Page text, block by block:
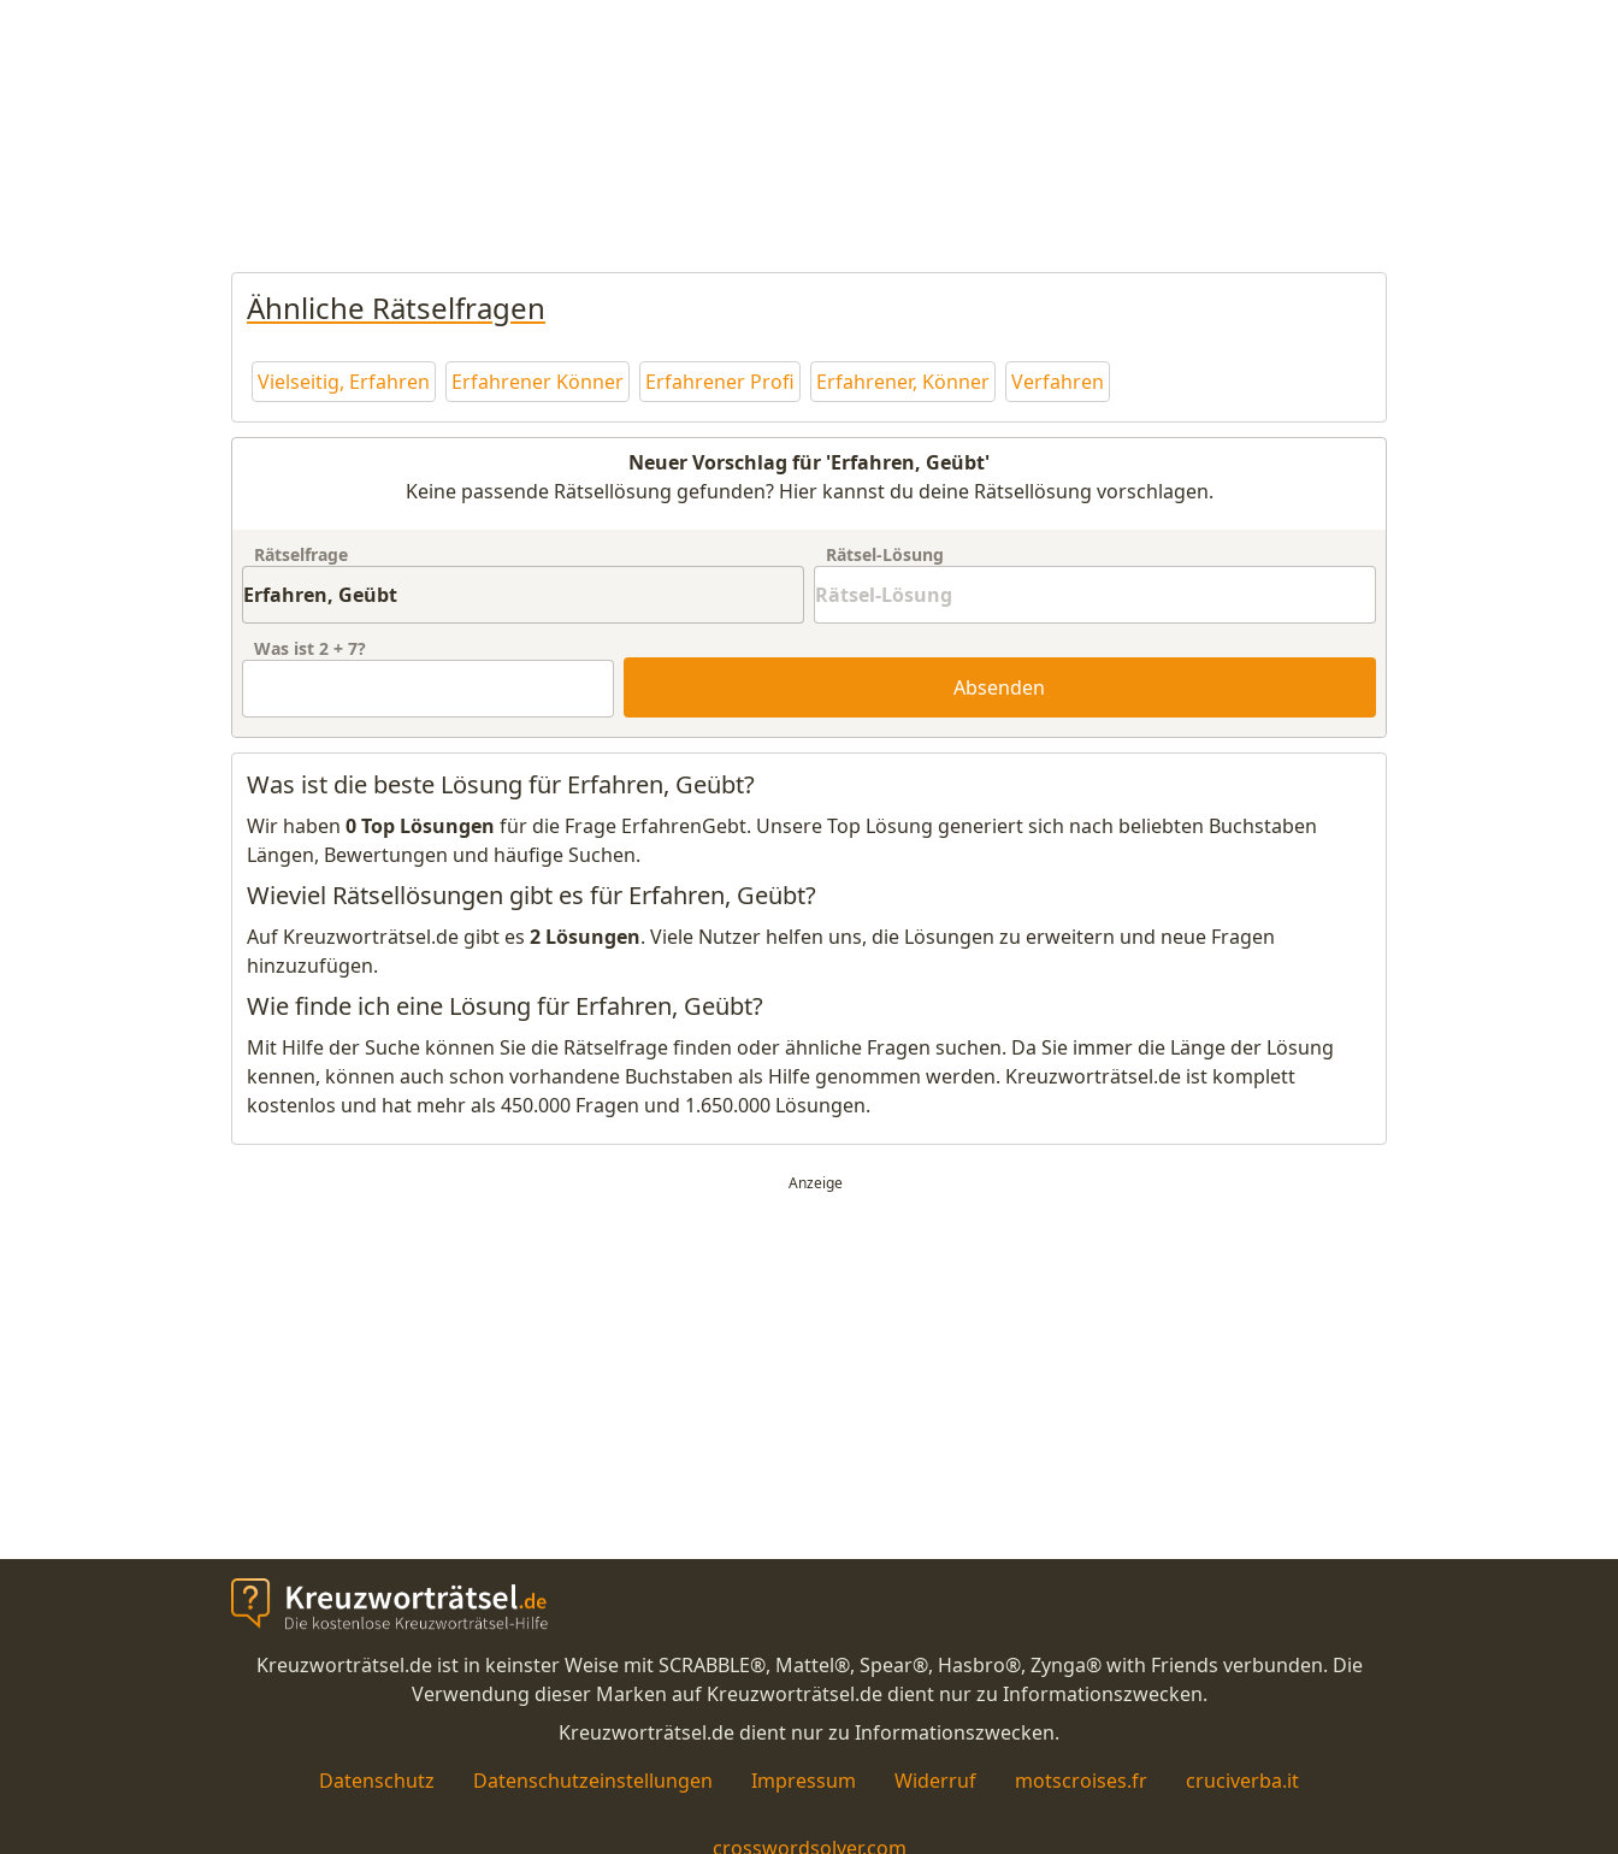
Ähnliche Rätselfragen
Vielseitig, Erfahren Erfahrener Könner Erfahrener Profi Erfahrener, Könner Verfahren
Neuer Vorschlag für 'Erfahren, Geübt'
Keine passende Rätsellösung gefunden? Hier kannst du deine Rätsellösung vorschlagen.
Rätselfrage Rätsel-Lösung
Was ist 2 + 7?
Absenden
Was ist die beste Lösung für Erfahren, Geübt?
Wir haben 0 Top Lösungen für die Frage ErfahrenGebt. Unsere Top Lösung generiert sich nach beliebten Buchstaben
Längen, Bewertungen und häufige Suchen.
Wieviel Rätsellösungen gibt es für Erfahren, Geübt?
Auf Kreuzworträtsel.de gibt es 2 Lösungen. Viele Nutzer helfen uns, die Lösungen zu erweitern und neue Fragen
hinzuzufügen.
Wie finde ich eine Lösung für Erfahren, Geübt?
Mit Hilfe der Suche können Sie die Rätselfrage finden oder ähnliche Fragen suchen. Da Sie immer die Länge der Lösung
kennen, können auch schon vorhandene Buchstaben als Hilfe genommen werden. Kreuzworträtsel.de ist komplett
kostenlos und hat mehr als 450.000 Fragen und 1.650.000 Lösungen.
Kreuzworträtsel.de ist in keinster Weise mit SCRABBLE®, Mattel®, Spear®, Hasbro®, Zynga® with Friends verbunden. Die
Verwendung dieser Marken auf Kreuzworträtsel.de dient nur zu Informationszwecken.
Kreuzworträtsel.de dient nur zu Informationszwecken.
Datenschutz
Datenschutzeinstellungen Impressum Widerruf motscroises.fr cruciverba.it
crosswordsolver.com